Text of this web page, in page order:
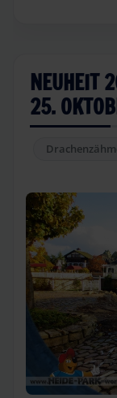
NEUHEIT
25.